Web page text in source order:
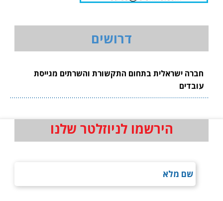
דרושים
חברה ישראלית בתחום התקשורת והשרתים מגייסת
עובדים
הירשמו לניוזלטר שלנו